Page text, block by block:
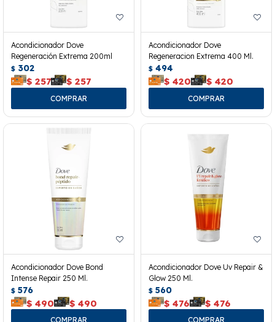
Acondicionador Dove
Regeneración Extrema 200ml
$ 302
$ 257 $ 257
Acondicionador Dove
Regeneracion Extrema 400 Ml.
$ 494
$ 420 $ 420
Acondicionador Dove Bond
Intense Repair 250 Ml.
$ 576
$ 490 $ 490
Acondicionador Dove Uv Repair &
Glow 250 Ml.
$ 560
$ 476 $ 476